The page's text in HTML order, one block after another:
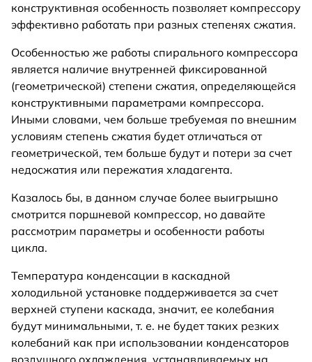
конструктивная особенность позволяет компрессору
эффективно работать при разных степенях сжатия.
Особенностью же работы спирального компрессора
является наличие внутренней фиксированной
(геометрической) степени сжатия, определяющейся
конструктивными параметрами компрессора.
Иными словами, чем больше требуемая по внешним
условиям степень сжатия будет отличаться от
геометрической, тем больше будут и потери за счет
недосжатия или пережатия хладагента.
Казалось бы, в данном случае более выигрышно
смотрится поршневой компрессор, но давайте
рассмотрим параметры и особенности работы
цикла.
Температура конденсации в каскадной
холодильной установке поддерживается за счет
верхней ступени каскада, значит, ее колебания
будут минимальными, т. е. не будет таких резких
колебаний как при использовании конденсаторов